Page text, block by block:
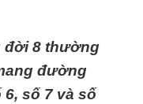
đời 8 thường
đường
số 7 và số